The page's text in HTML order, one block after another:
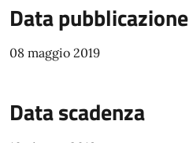
Data pubblicazione
08 maggio 2019
Data scadenza